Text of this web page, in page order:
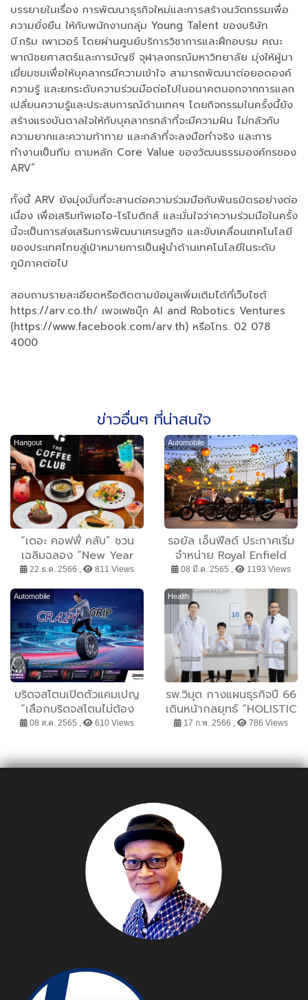
บรรยายในเรื่อง การพัฒนาธุรกิจใหม่และการสร้างนวัตกรรมเพื่อ
ความยั่งยืน ให้กับพนักงานกลุ่ม Young Talent ของบริษัท
บี.กริม เพาเวอร์ โดยผ่านศูนย์บริการวิชาการและฝึกอบรม คณะ
พาณิชยศาสตร์และการบัญชี จุฬาลงกรณ์มหาวิทยาลัย มุ่งให้ผู้มา
เยี่ยมชมเพื่อให้บุคลากรมีความเข้าใจ สามารถพัฒนาต่อยอดองค์
ความรู้ และยกระดับความร่วมมือต่อไปในอนาคตนอกจากการแลก
เปลี่ยนความรู้และประสบการณ์ด้านเทคฯ โดยกิจกรรมในครั้งนี้ยัง
สร้างแรงบันดาลใจให้กับบุคลากรกล้าที่จะมีความฝัน ไม่กลัวกับ
ความยากและความท้าทาย และกล้าที่จะลงมือทำจริง และการ
ทำงานเป็นทีม ตามหลัก Core Value ของวัฒนธรรมองค์กรของ
ARV”
ทั้งนี้ ARV ยังมุ่งมั่นที่จะสานต่อความร่วมมือกับพันธมิตรอย่างต่อ
เนื่อง เพื่อเสริมทัพเอไอ-โรโบติกส์ และมั่นใจว่าความร่วมมือในครั้ง
นี้จะเป็นการส่งเสริมการพัฒนาเศรษฐกิจ และขับเคลื่อนเทคโนโลยี
ของประเทศไทยสู่เป้าหมายการเป็นผู้นำด้านเทคโนโลยีในระดับ
ภูมิภาคต่อไป
สอบถามรายละเอียดหรือติดตามข้อมูลเพิ่มเติมได้ที่เว็บไซต์
https://arv.co.th/ เพจเฟซบุ๊ก AI and Robotics Ventures
(https://www.facebook.com/arv.th) หรือโทร. 02 078
4000
ข่าวอื่นๆ ที่น่าสนใจ
Hangout
“เดอะ คอฟฟี่ คลับ” ชวน
เฉลิมฉลอง “New Year
Celebration Set” เสิร์ฟ 6
คอร์สดินเนอร์ พร้อมชมพลุ
ริมแม่น้ำเจ้าพระยา ส่งท้ายปี
เก่าต้อนรับปีใหม่
22 ธ.ค. 2566 , 811 Views
Automobile
รอยัล เอ็นฟีลด์ ประกาศเริ่ม
จำหน่าย Royal Enfield
650 Twins สีใหม่ล่าสุด ใน
ประเทศไทยอย่างเป็นทางการ
08 มี.ค. 2565 , 1193 Views
Automobile
บริดจสโตนเปิดตัวแคมเปญ
“เลือกบริดจสโตนไม่ต้อง
WORRY, CRAZY ให้สุด” ใช้
08 ส.ค. 2565 , 610 Views
Health
รพ.วิมุต กางแผนธุรกิจปี 66
เดินหน้ากลยุทธ์ “HOLISTIC
HOSPITAL” เต็มรูปแบบ
#ทีมแพทย์เฉพาะคุณ
17 ก.พ. 2566 , 786 Views